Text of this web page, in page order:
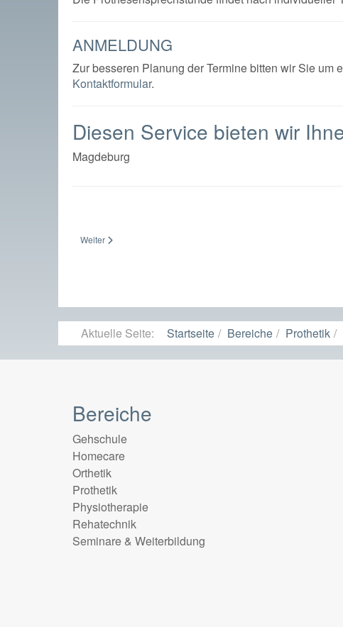
ANMELDUNG
Zur besseren Planung der Termine bitten wir Sie
Kontaktformular.
Diesen Service bieten wir
Magdeburg
Nächster Beitrag: Prothesenschaft
Weiter
Aktuelle Seite: Startseite Bereiche Prothetik
Bereiche
Gehschule
Homecare
Orthetik
Prothetik
Physiotherapie
Rehatechnik
Seminare & Weiterbildung